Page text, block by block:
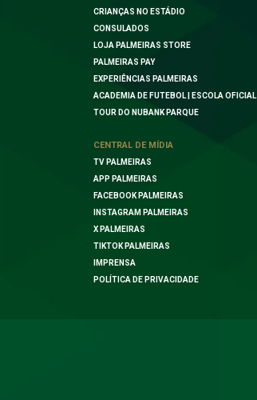
CRIANÇAS NO ESTÁDIO
CONSULADOS
LOJA PALMEIRAS STORE
PALMEIRAS PAY
EXPERIÊNCIAS PALMEIRAS
ACADEMIA DE FUTEBOL | ESCOLA OFICIAL
TOUR DO NUBANK PARQUE
CENTRAL DE MÍDIA
TV PALMEIRAS
APP PALMEIRAS
FACEBOOK PALMEIRAS
INSTAGRAM PALMEIRAS
X PALMEIRAS
TIKTOK PALMEIRAS
IMPRENSA
POLÍTICA DE PRIVACIDADE